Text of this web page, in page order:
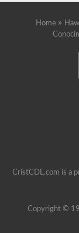
Home »
CristCDL.com is a
Copyright ©